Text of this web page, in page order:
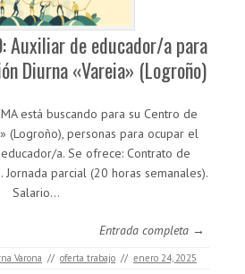
Auxiliar de educador/a para
Diurna «Vareia» (Logroño)
está buscando para su Centro de
(Logroño), personas para ocupar el
a. Se ofrece: Contrato de
parcial (20 horas semanales).
Salario…
Entrada completa →
Varona // oferta trabajo // enero 24, 2025